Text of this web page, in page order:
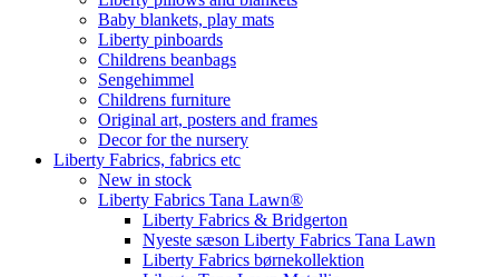
Baby blankets, play mats
Liberty pinboards
Childrens beanbags
Sengehimmel
Childrens furniture
Original art, posters and frames
Decor for the nursery
Liberty Fabrics, fabrics etc
New in stock
Liberty Fabrics Tana Lawn®
Liberty Fabrics & Bridgerton
Nyeste sæson Liberty Fabrics Tana Lawn
Liberty Fabrics børnekollektion